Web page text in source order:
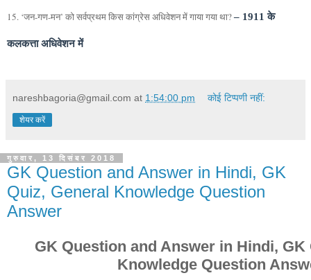
15. ‘जन-गण-मन’ को सर्वप्रथम किस कांग्रेस अधिवेशन में गाया गया था?– 1911 के
कलकत्ता अधिवेशन में
nareshbagoria@gmail.com at 1:54:00 pm कोई टिप्पणी नहीं:
शेयर करें
गुरुवार, 13 दिसंबर 2018
GK Question and Answer in Hindi, GK
Quiz, General Knowledge Question
Answer
GK Question and Answer in Hindi, GK
Knowledge Question